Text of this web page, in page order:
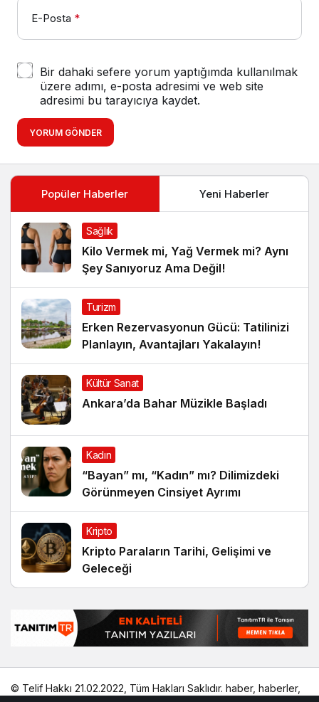
E-Posta *
Bir dahaki sefere yorum yaptığımda kullanılmak
üzere adımı, e-posta adresimi ve web site
adresimi bu tarayıcıya kaydet.
YORUM GÖNDER
Popüler Haberler Yeni Haberler
Sağlık
Kilo Vermek mi, Yağ Vermek mi? Aynı
Şey Sanıyoruz Ama Değil!
Turizm
Erken Rezervasyonun Gücü: Tatilinizi
Planlayın, Avantajları Yakalayın!
Kültür Sanat
Ankara’da Bahar Müzikle Başladı
Kadın
“Bayan” mı, “Kadın” mı? Dilimizdeki
Görünmeyen Cinsiyet Ayrımı
Kripto
Kripto Paraların Tarihi, Gelişimi ve
Geleceği
© Telif Hakkı 21.02.2022, Tüm Hakları Saklıdır. haber, haberler,